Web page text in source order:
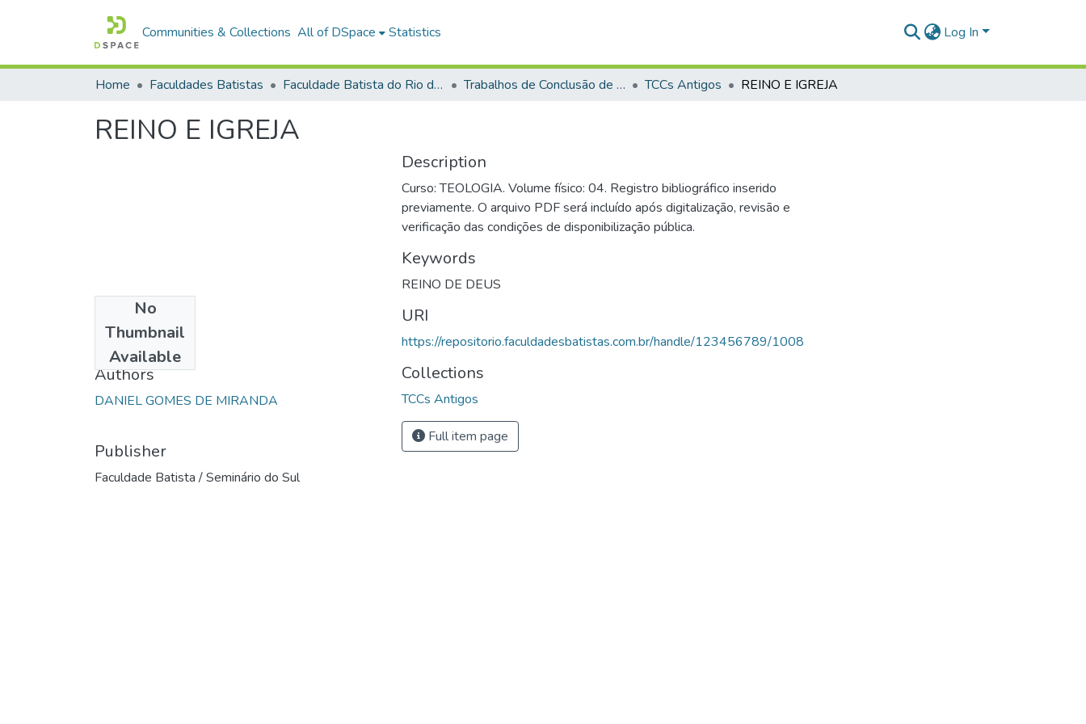
Communities & Collections All of DSpace Statistics Log In
Home Faculdades Batistas Faculdade Batista do Rio de Janeiro (FABAT-RJ) Trabalhos de Conclusão de Curso (TCC) TCCs Antigos REINO E IGREJA
REINO E IGREJA
No
Thumbnail
Available
1996
Authors
DANIEL GOMES DE MIRANDA
Publisher
Faculdade Batista / Seminário do Sul
Description
Curso: TEOLOGIA. Volume físico: 04. Registro bibliográfico inserido
previamente. O arquivo PDF será incluído após digitalização, revisão e
verificação das condições de disponibilização pública.
Keywords
REINO DE DEUS
URI
https://repositorio.faculdadesbatistas.com.br/handle/123456789/1008
Collections
TCCs Antigos
Full item page